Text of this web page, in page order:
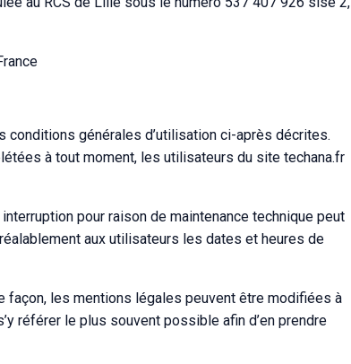
conditions générales d’utilisation ci-après décrites.
à tout moment, les utilisateurs du site techana.fr
pour raison de maintenance technique peut
aux utilisateurs les dates et heures de
façon, les mentions légales peuvent être modifiées à
référer le plus souvent possible afin d’en prendre